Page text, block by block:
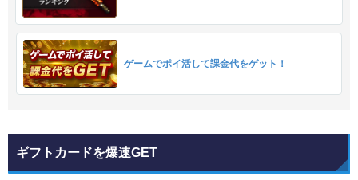
ゲームでポイ活して課金代をゲット！
ギフトカードを爆速GET